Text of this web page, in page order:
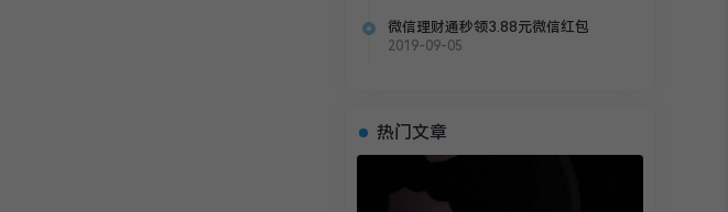
微信理财通秒领3.88元微信红包
2019-09-05
热门文章